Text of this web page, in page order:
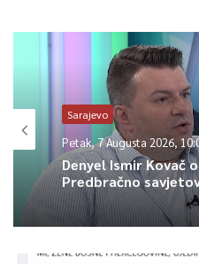
Sarajevo
Petak, 7 Augusta 2026,
Denyel Ismir Kovač
Predbračno